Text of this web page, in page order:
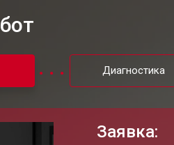
подсветки
управления
питания
Диагностика
Заявка: